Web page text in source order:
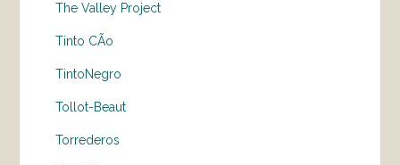
The Valley Project
Tinto CÃo
TintoNegro
Tollot-Beaut
Torrederos